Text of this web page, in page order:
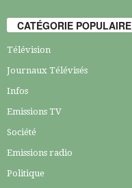
CATÉGORIE POPULAIRE
Télévision
Journaux Télévisés
Infos
Emissions TV
Société
Emissions radio
Politique